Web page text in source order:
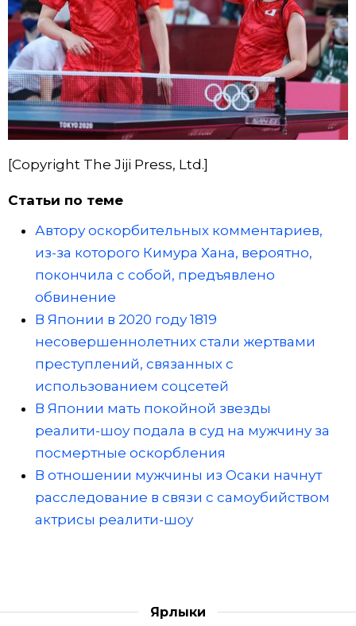
[Copyright The Jiji Press, Ltd.]
Статьи по теме
Автору оскорбительных комментариев,
из-за которого Кимура Хана, вероятно,
покончила с собой, предъявлено
обвинение
В Японии в 2020 году 1819
несовершеннолетних стали жертвами
преступлений, связанных с
использованием соцсетей
В Японии мать покойной звезды
реалити-шоу подала в суд на мужчину за
посмертные оскорбления
В отношении мужчины из Осаки начнут
расследование в связи с самоубийством
актрисы реалити-шоу
Ярлыки